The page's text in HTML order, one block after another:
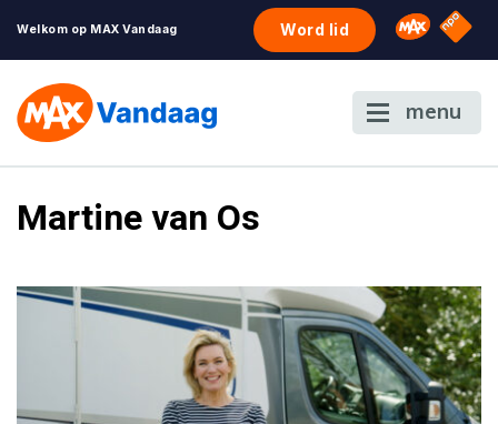
Welkom op MAX Vandaag Word lid Omroep
NPO
menu
Martine van Os